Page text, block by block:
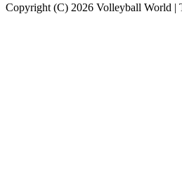
Copyright (C) 2026 Volleyball World |